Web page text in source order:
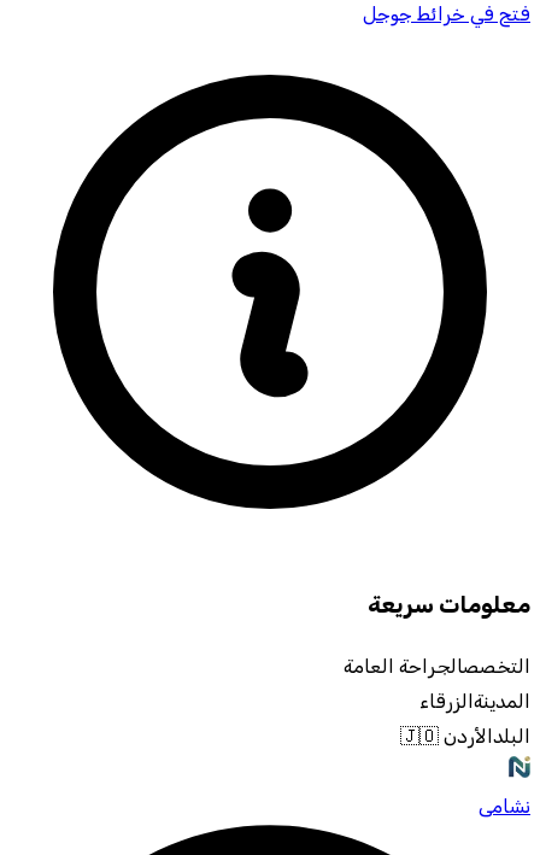
فتح في خرائط جوجل
معلومات سريعة
التخصصالجراحة العامة
المدينةالزرقاء
البلدالأردن 🇯🇴
نشامى